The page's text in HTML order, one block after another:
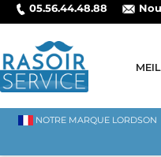
05.56.44.48.88
PAR CARTE BANCAIRE
NOTRE MARQUE LORDSON